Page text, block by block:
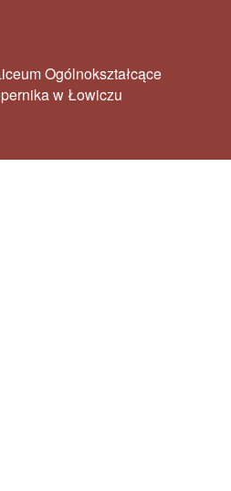
Ogólnokształcące
w Łowiczu